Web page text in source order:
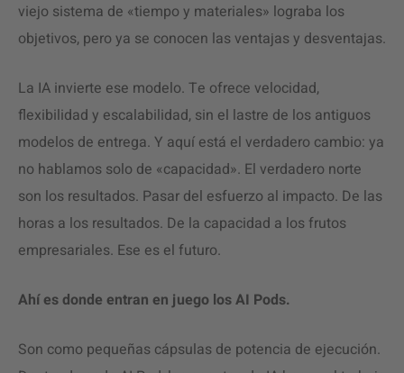
viejo sistema de «tiempo y materiales» lograba los
objetivos, pero ya se conocen las ventajas y desventajas.
La IA invierte ese modelo. Te ofrece velocidad,
flexibilidad y escalabilidad, sin el lastre de los antiguos
modelos de entrega. Y aquí está el verdadero cambio: ya
no hablamos solo de «capacidad». El verdadero norte
son los resultados. Pasar del esfuerzo al impacto. De las
horas a los resultados. De la capacidad a los frutos
empresariales. Ese es el futuro.
Ahí es donde entran en juego los AI Pods.
Son como pequeñas cápsulas de potencia de ejecución.